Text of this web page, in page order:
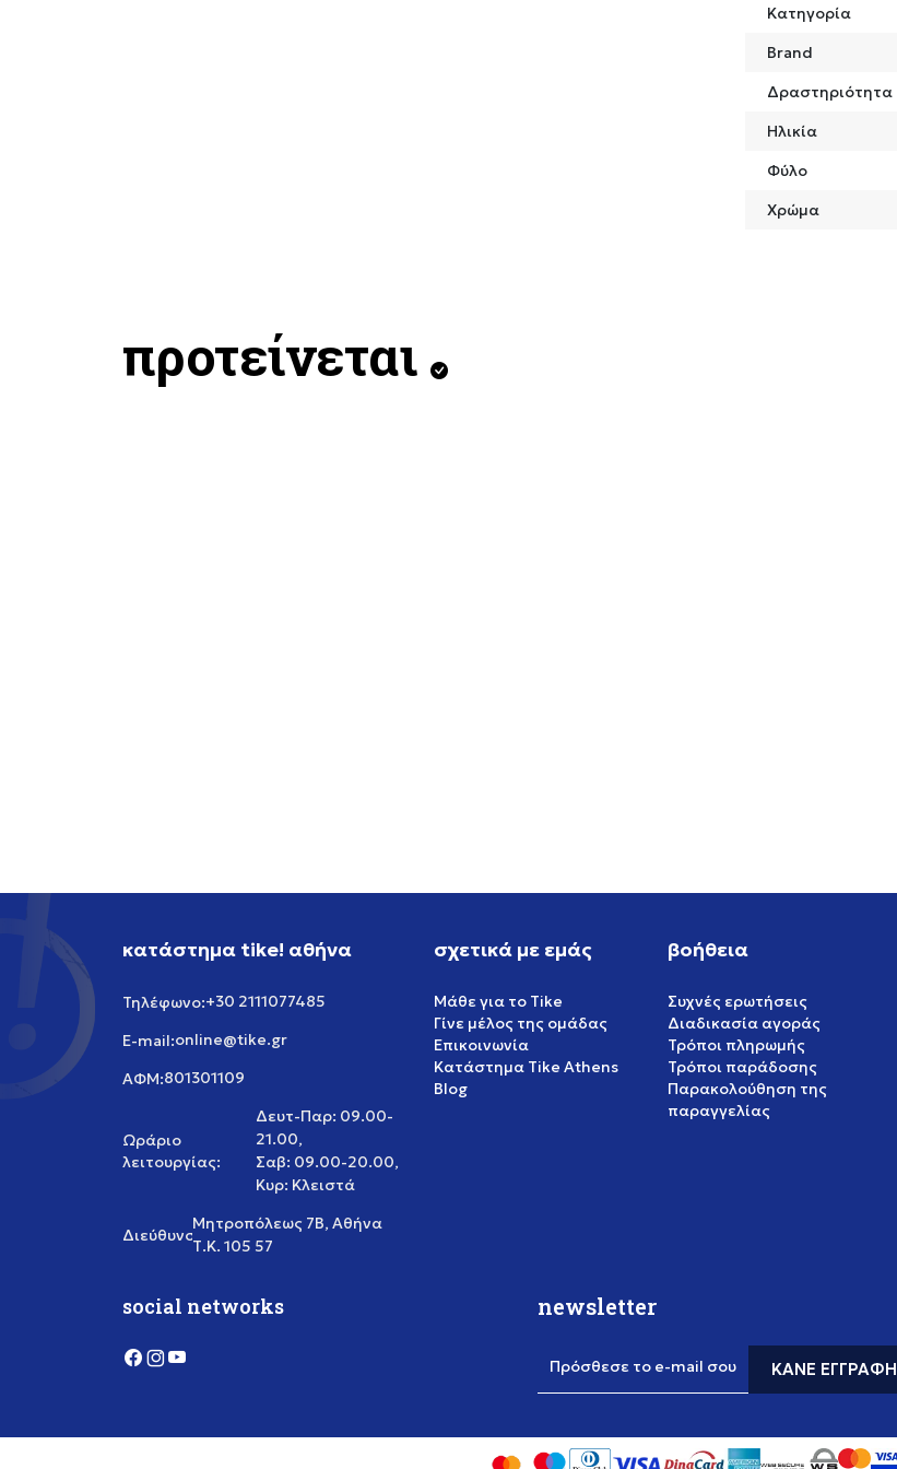
Κατηγορία
Brand
Δραστηριότητα
Ηλικία
Φύλο
Χρώμα
προτείνεται
κατάστημα tike! αθήνα
Τηλέφωνο:+30 2111077485
E-mail:online@tike.gr
ΑΦΜ:801301109
Ωράριο
λειτουργίας:
Δευτ-Παρ: 09.00-
21.00,
Σαβ: 09.00-20.00,
Κυρ: Κλειστά
Διεύθυνση:
Μητροπόλεως 7Β, Αθήνα
Τ.Κ. 105 57
σχετικά με εμάς
Μάθε για το Tike
Γίνε μέλος της ομάδας
Επικοινωνία
Κατάστημα Tike Athens
Blog
βοήθεια
Συχνές ερωτήσεις
Διαδικασία αγοράς
Τρόποι πληρωμής
Τρόποι παράδοσης
Παρακολούθηση της
παραγγελίας
social networks newsletter
Πρόσθεσε το e-mail σου ΚΆΝΕ ΕΓΓΡΑΦΉ